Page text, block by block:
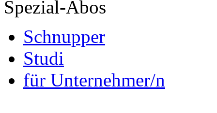
Spezial-Abos
Schnupper
Studi
für Unternehmer/n